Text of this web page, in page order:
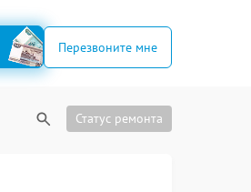
Перезвоните мне
Статус ремонта